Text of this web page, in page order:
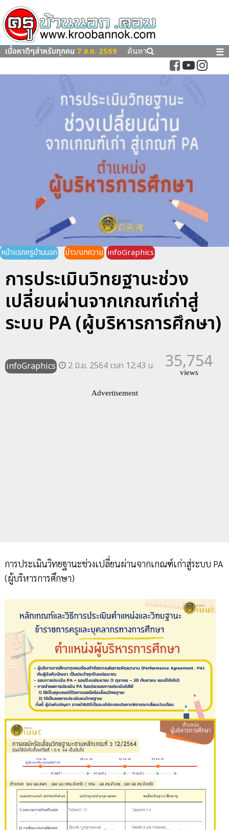
เนื้อหาดีๆสำหรับทุกคน 7 ส.ค. 2569 ค้นหา ☰
หน้าแรกครูบ้านนอก ข่าว/บทความ infoGraphics
การประเมินวิทยฐานะช่วง
เปลี่ยนผ่านจากเกณฑ์เก่าสู่
ระบบ PA (ผู้บริหารการศึกษา)
infoGraphics 2 มิ.ย. 2564 เวลา 12:43 น. 35,754
views
Advertisement
การประเมินวิทยฐานะช่วงเปลี่ยนผ่านจากเกณฑ์เก่าสู่ระบบ PA
(ผู้บริหารการศึกษา)